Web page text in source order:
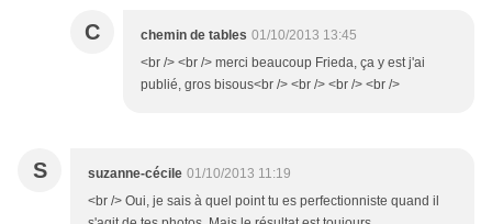
C chemin de tables 01/10/2013 13:45
<br /> <br /> merci beaucoup Frieda, ça y est j'ai
publié, gros bisous<br /> <br /> <br /> <br />
S suzanne-cécile 01/10/2013 11:19
<br /> Oui, je sais à quel point tu es perfectionniste quand il